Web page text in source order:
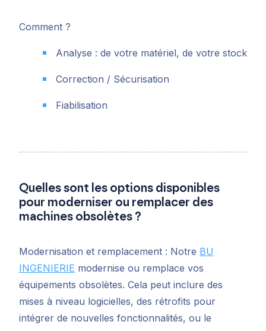
Comment ?
Analyse : de votre matériel, de votre stock
Correction / Sécurisation
Fiabilisation
Quelles sont les options disponibles
pour moderniser ou remplacer des
machines obsolètes ?
Modernisation et remplacement : Notre BU
INGENIERIE modernise ou remplace vos
équipements obsolètes. Cela peut inclure des
mises à niveau logicielles, des rétrofits pour
intégrer de nouvelles fonctionnalités, ou le